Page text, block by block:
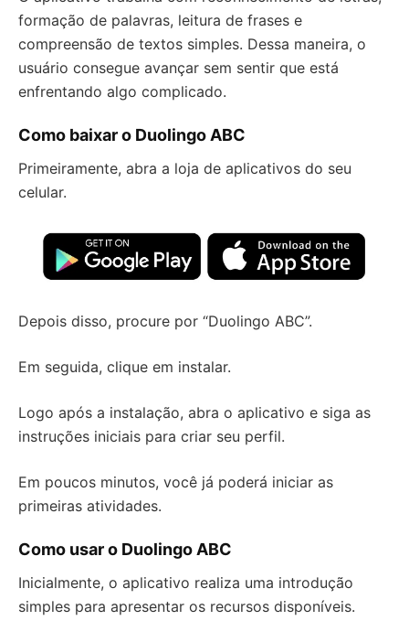
formação de palavras, leitura de frases e
compreensão de textos simples. Dessa maneira, o
usuário consegue avançar sem sentir que está
enfrentando algo complicado.
Como baixar o Duolingo ABC
Primeiramente, abra a loja de aplicativos do seu
celular.
Depois disso, procure por “Duolingo ABC”.
Em seguida, clique em instalar.
Logo após a instalação, abra o aplicativo e siga as
instruções iniciais para criar seu perfil.
Em poucos minutos, você já poderá iniciar as
primeiras atividades.
Como usar o Duolingo ABC
Inicialmente, o aplicativo realiza uma introdução
simples para apresentar os recursos disponíveis.